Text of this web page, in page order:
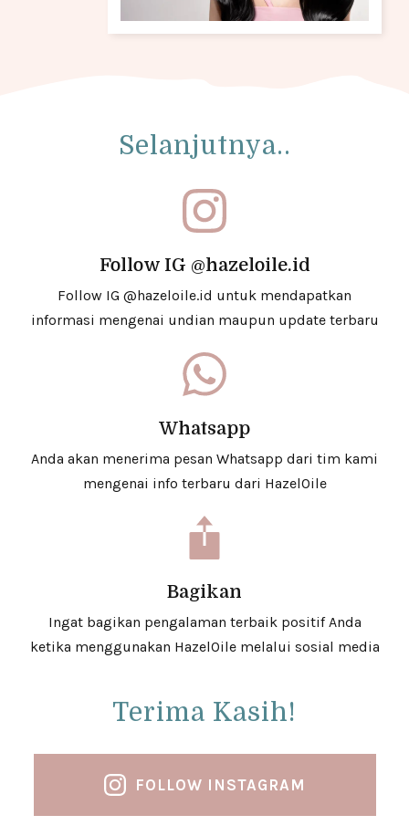
Selanjutnya..
Follow IG @hazeloile.id
Follow IG @hazeloile.id untuk mendapatkan
informasi mengenai undian maupun update terbaru
Whatsapp
Anda akan menerima pesan Whatsapp dari tim kami
mengenai info terbaru dari HazelOile
Bagikan
Ingat bagikan pengalaman terbaik positif Anda
ketika menggunakan HazelOile melalui sosial media
Terima Kasih!
FOLLOW INSTAGRAM